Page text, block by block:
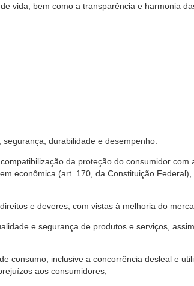
vida, bem como a transparência e harmonia
durabilidade e desempenho.
da proteção do consumidor com
econômica (art. 170, da Constituição
e deveres, com vistas à melhoria do
e segurança de produtos e serviços,
consumo, inclusive a concorrência desleal e
aos consumidores;